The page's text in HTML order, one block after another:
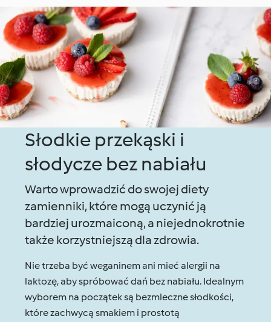
Słodkie przekąski i
słodycze bez nabiału
Warto wprowadzić do swojej diety
zamienniki, które mogą uczynić ją
bardziej urozmaiconą, a niejednokrotnie
także korzystniejszą dla zdrowia.
Nie trzeba być weganinem ani mieć alergii na
laktozę, aby spróbować dań bez nabiału. Idealnym
wyborem na początek są bezmleczne słodkości,
które zachwycą smakiem i prostotą